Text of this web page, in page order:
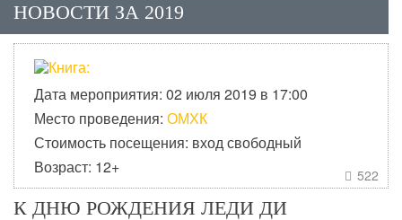
НОВОСТИ ЗА 2019
Дата мероприятия: 02 июля 2019 в 17:00
Место проведения: ОМХК
Стоимость посещения: вход свободный
Возраст: 12+
 522
К ДНЮ РОЖДЕНИЯ ЛЕДИ ДИ